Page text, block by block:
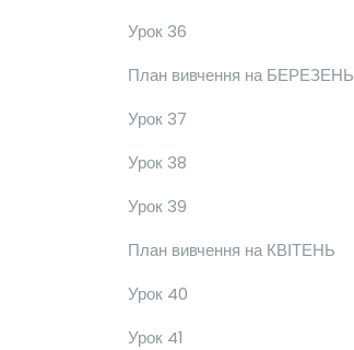
Урок 36
План вивчення на БЕРЕЗЕНЬ
Урок 37
Урок 38
Урок 39
План вивчення на КВІТЕНЬ
Урок 40
Урок 41